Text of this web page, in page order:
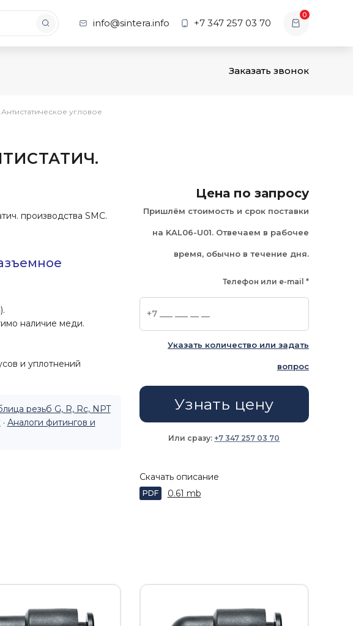
info@sintera.info +7 347 257 03 70
0
Заказать звонок
Антистатическое угловое
производства SMC.
наличие меди.
и уплотнений
резьб G, R, Rc, NPT
· Аналоги фитингов и
Цена по запросу
Пришлём стоимость и срок поставки
на KAL06-U01. Отвечаем в рабочее
время, обычно в течение дня.
Телефон или e-mail *
Указать количество или задать
вопрос
Узнать цену
Или сразу: +7 347 257 03 70
Скачать описание
PDF 0.61 mb